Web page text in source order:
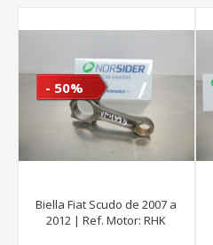
- 50%
Biella Fiat Scudo de 2007 a
2012 | Ref. Motor: RHK